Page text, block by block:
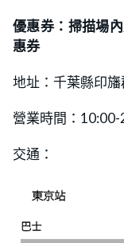
優惠券：掃描場
惠券
地址：千葉縣印
營業時間：
交通：